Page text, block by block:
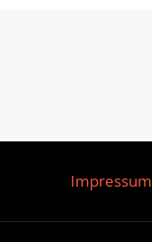
Impressum